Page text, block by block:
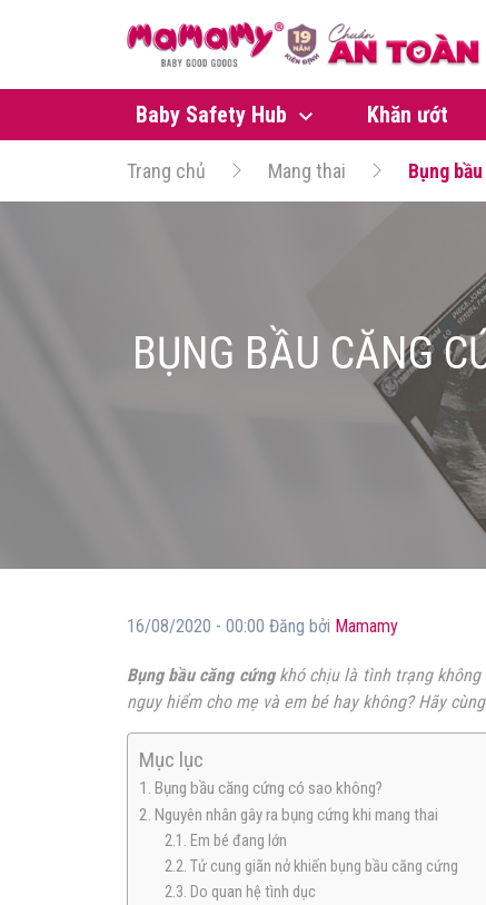
Baby Safety Hub Khăn ướt
Trang chủ Mang thai Bụng
BỤNG BẦU CĂNG
16/08/2020 - 00:00 Đăng bởi Mamamy
Bụng bầu căng cứngkhó chịu là tình trạng
nguy hiểm cho mẹ và em bé hay không?Hãy
Mục lục
1. Bụng bầu căng cứng có sao không?
2. Nguyên nhân gây ra bụng cứng khi mang thai
2.1. Em bé đang lớn
2.2. Tử cung giãn nở khiến bụng bầu căng cứng
2.3. Do quan hệ tình dục